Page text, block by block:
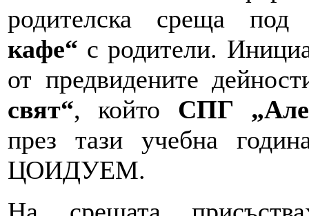
родителска среща
кафе“ с родители.
от предвидените
свят“, който СПГ
през тази учебна
ЦОИДУЕМ.